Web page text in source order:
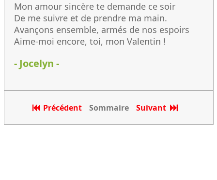
Mon amour sincère te demande ce soir
De me suivre et de prendre ma main.
Avançons ensemble, armés de nos espoirs
Aime-moi encore, toi, mon Valentin !
- Jocelyn -
Précédent Sommaire Suivant